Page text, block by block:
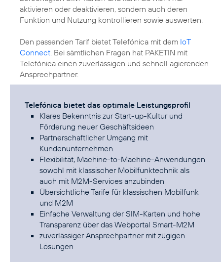
aktivieren oder deaktivieren, sondern auch deren
Funktion und Nutzung kontrollieren sowie auswerten.
Den passenden Tarif bietet Telefónica mit dem IoT
Connect . Bei sämtlichen Fragen hat PAKETIN mit
Telefónica einen zuverlässigen und schnell agierenden
Ansprechpartner.
Telefónica bietet das optimale Leistungsprofil
Klares Bekenntnis zur Start-up-Kultur und
Förderung neuer Geschäftsideen
Partnerschaftlicher Umgang mit
Kundenunternehmen
Flexibilität, Machine-to-Machine-Anwendungen
sowohl mit klassischer Mobilfunktechnik als
auch mit M2M-Services anzubinden
Übersichtliche Tarife für klassischen Mobilfunk
und M2M
Einfache Verwaltung der SIM-Karten und hohe
Transparenz über das Webportal Smart-M2M
zuverlässiger Ansprechpartner mit zügigen
Lösungen